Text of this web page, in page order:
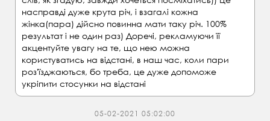
насправді дуже крута річ, і взагалі кожна
жінка(пара) дійсно повинна мати таку річ. 100%
результат і не один раз) Доречі, рекламуючи її
акцентуйте увагу на те, що нею можна
користуватись на відстані, в наш час, коли пари
роз'їзджаються, бо треба, це дуже допоможе
укріпити стосунки на відстані
05-02-2021 05:02:00